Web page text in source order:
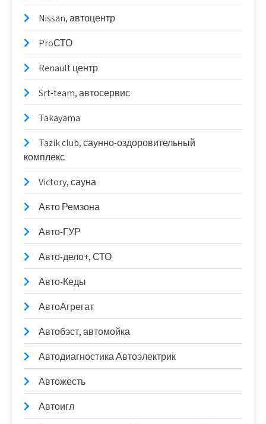
Nissan, автоцентр
ProСТО
Renault центр
Srt-team, автосервис
Takayama
Tazik club, саунно-оздоровительный
комплекс
Victory, сауна
Авто Ремзона
Авто-ГУР
Авто-дело+, СТО
Авто-Кеды
АвтоАгрегат
Автобэст, автомойка
Автодиагностика Автоэлектрик
Автожесть
Автоигл